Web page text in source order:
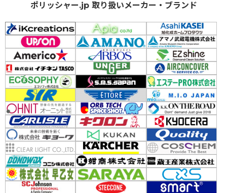
ポリッシャー.jp 取り扱いメーカー・ブランド